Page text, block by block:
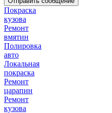
Покраска
кузова
Ремонт
вмятин
Полировка
авто
Локальная
покраска
Ремонт
царапин
Ремонт
кузова